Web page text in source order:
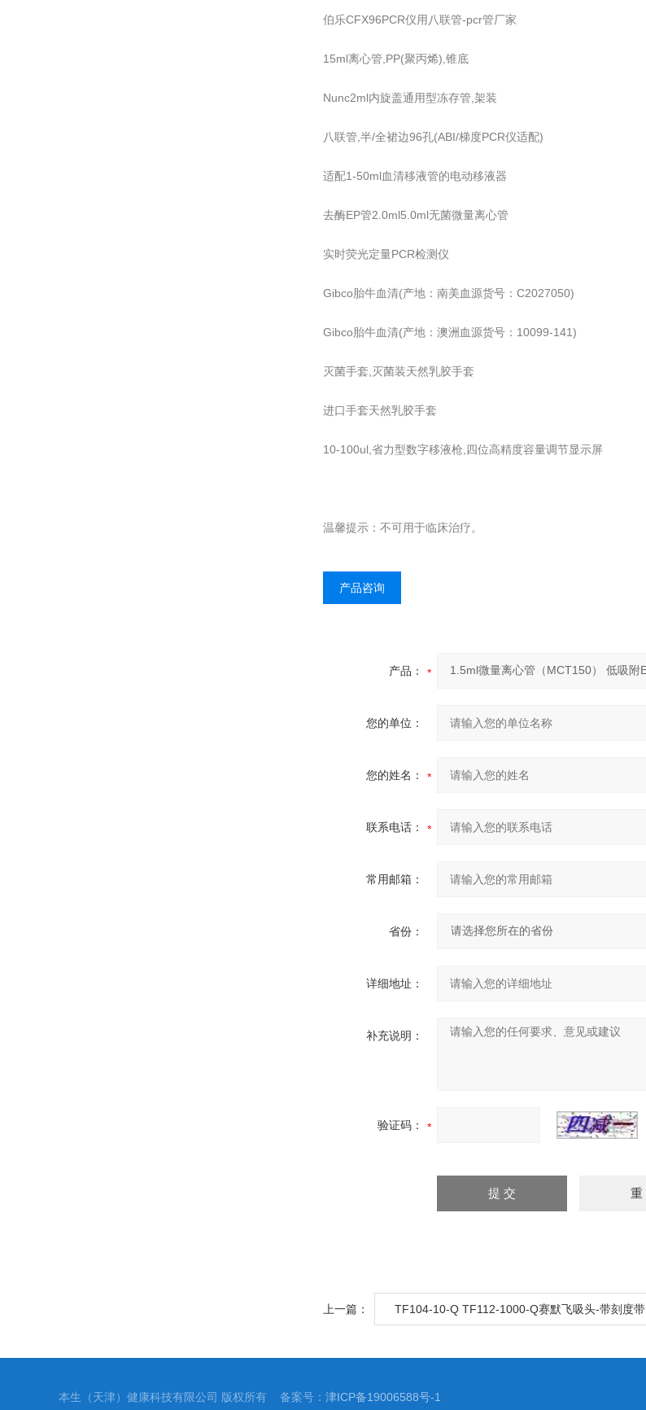
伯乐CFX96PCR仪用八联管-pcr管厂家
15ml离心管,PP(聚丙烯),锥底
Nunc2ml内旋盖通用型冻存管,架装
八联管,半/全裙边96孔(ABI/梯度PCR仪适配)
适配1-50ml血清移液管的电动移液器
去酶EP管2.0ml5.0ml无菌微量离心管
实时荧光定量PCR检测仪
Gibco胎牛血清(产地：南美血源货号：C2027050)
Gibco胎牛血清(产地：澳洲血源货号：10099-141)
灭菌手套,灭菌装天然乳胶手套
进口手套天然乳胶手套
10-100ul,省力型数字移液枪,四位高精度容量调节显示屏
温馨提示：不可用于临床治疗。
产品咨询
产品：
您的单位：
您的姓名：
联系电话：
常用邮箱：
省份：
详细地址：
补充说明：
验证码：
上一篇： TF104-10-Q TF112-1000-Q赛默飞吸头-带刻度带
本生（天津）健康科技有限公司 版权所有 备案号： 津ICP备19006588号-1